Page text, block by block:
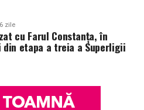
zile
cu Farul Constanța, în
etapa a treia a Superligii